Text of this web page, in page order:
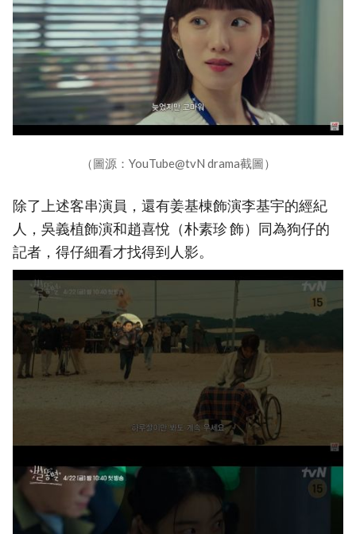
（圖源：YouTube@tvN drama截圖）
除了上述客串演員，還有姜基棟飾演李基宇的經紀
人，吳義植飾演和趙喜悅（朴素珍 飾）同為狗仔的
記者，得仔細看才找得到人影。